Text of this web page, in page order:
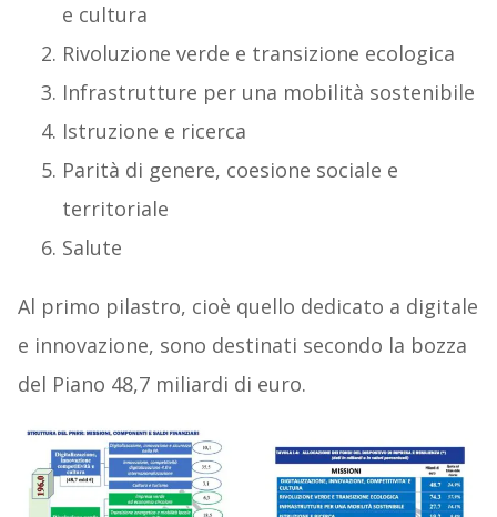
e cultura
Rivoluzione verde e transizione ecologica
Infrastrutture per una mobilità sostenibile
Istruzione e ricerca
Parità di genere, coesione sociale e
territoriale
Salute
Al primo pilastro, cioè quello dedicato a digitale
e innovazione, sono destinati secondo la bozza
del Piano 48,7 miliardi di euro.